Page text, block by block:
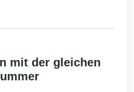
mit der gleichen